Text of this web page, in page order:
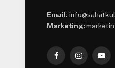
Email:
Marketing:
FacebookInstagram